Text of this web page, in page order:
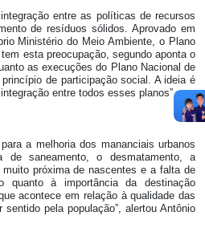
entre as políticas de recursos
de resíduos sólidos. Aprovado em
Ministério do Meio Ambiente, o Plano
esta preocupação, segundo aponta o
as execuções do Plano Nacional de
de participação social. A ideia é
entre todos esses planos”.
a melhoria dos mananciais urbanos
de saneamento, o desmatamento, a
próxima de nascentes e a falta de
quanto à importância da destinação
acontece em relação à qualidade das
pela população”, alertou Antônio